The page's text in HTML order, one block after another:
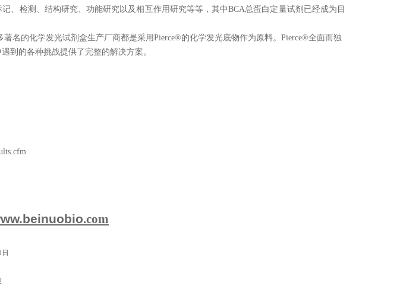
、检测、结构研究、功能研究以及相互作用研究等等，其中BCA总蛋白定量试剂已经成为目
名的化学发光试剂盒生产厂商都是采用Pierce®的化学发光底物作为原料。 Pierce®全面而独
到的各种挑战提供了完整的解决方案。
.com
日